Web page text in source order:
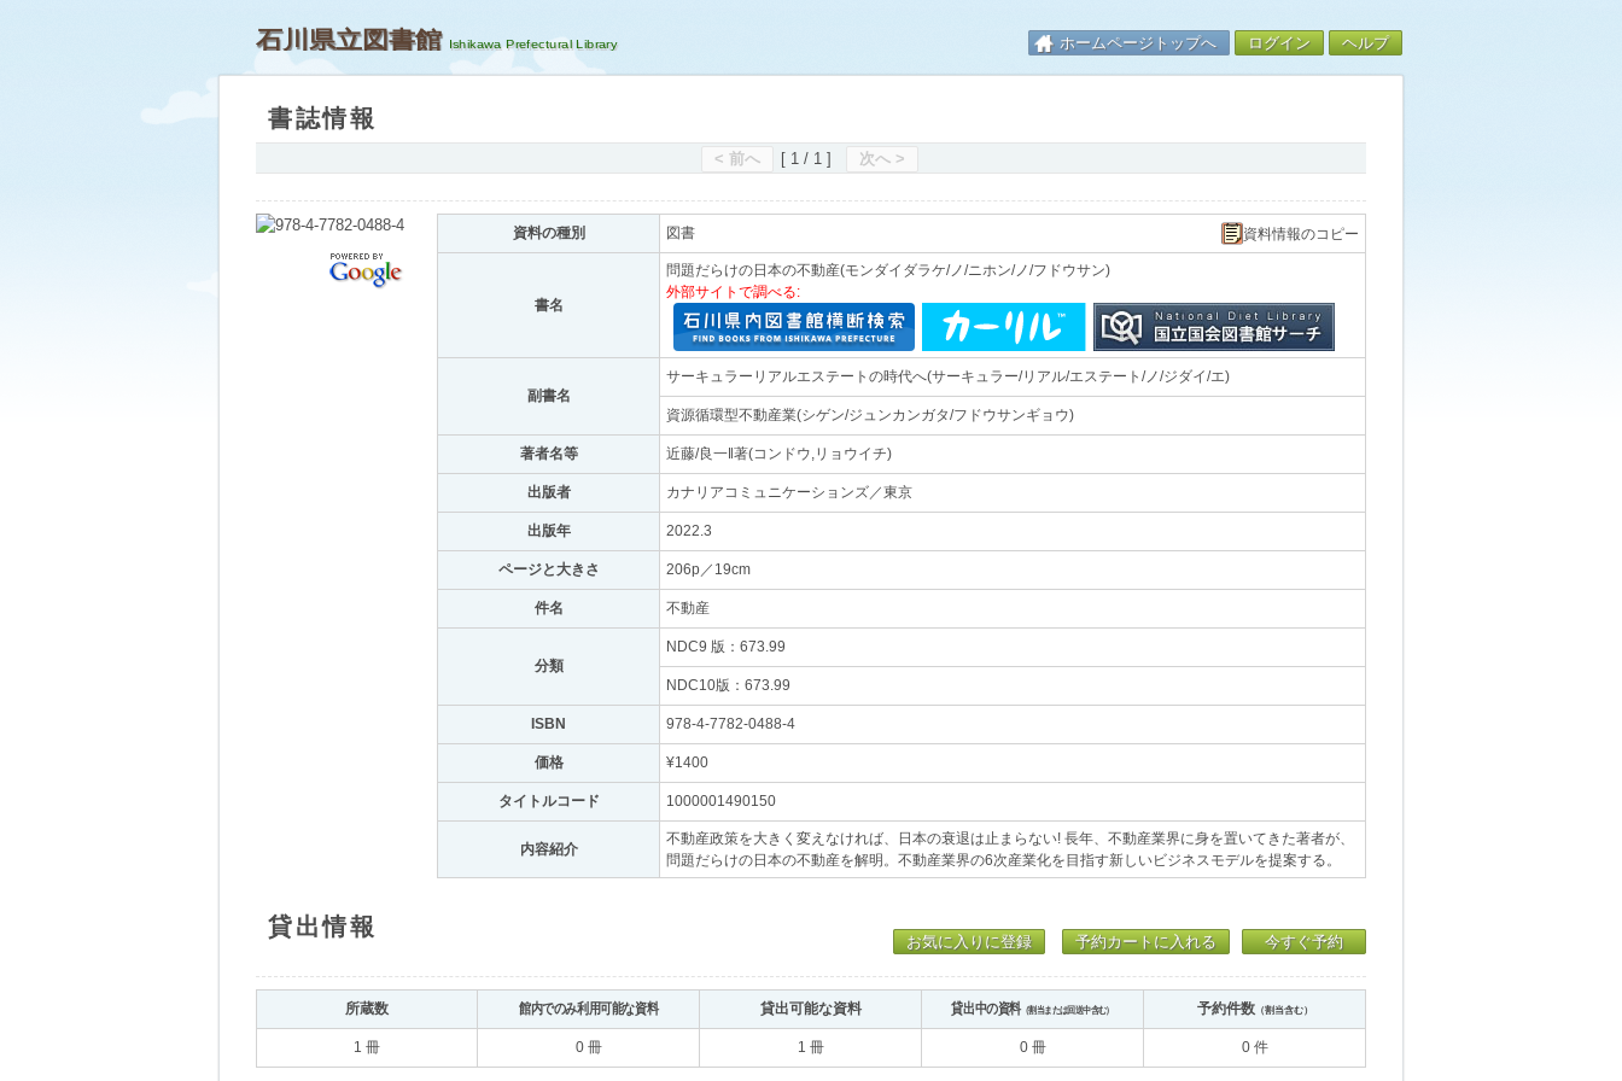
石川県立図書館 ホームページトップへ ログイン ヘルプ
書誌情報
< 前へ [ 1 / 1 ] 次へ >
資料の種別 図書 資料情報のコピー
書名
問題だらけの日本の不動産(モンダイダラケ/ノ/ニホン/ノ/フドウサン)
外部サイトで調べる:
副書名
サーキュラーリアルエステートの時代へ(サーキュラー/リアル/エステート/ノ/ジダイ/エ)
資源循環型不動産業(シゲン/ジュンカンガタ/フドウサンギョウ)
著者名等 近藤/良一‖著(コンドウ,リョウイチ)
出版者 カナリアコミュニケーションズ／東京
出版年 2022.3
ページと大きさ 206p／19cm
件名 不動産
分類
NDC9 版：673.99
NDC10版：673.99
ISBN 978-4-7782-0488-4
価格 ¥1400
タイトルコード 1000001490150
内容紹介
不動産政策を大きく変えなければ、日本の衰退は止まらない! 長年、不動産業界に身を置いてきた著者が、
問題だらけの日本の不動産を解明。不動産業界の6次産業化を目指す新しいビジネスモデルを提案する。
貸出情報
お気に入りに登録 予約カートに入れる 今すぐ予約
所蔵数 館内でのみ利用可能な資料 貸出可能な資料 貸出中の資料（割当または回送中含む） 予約件数（割当含む）
1 冊 0 冊 1 冊 0 冊 0 件